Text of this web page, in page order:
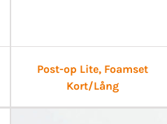
Post-op Lite, Foamset
Kort/Lång